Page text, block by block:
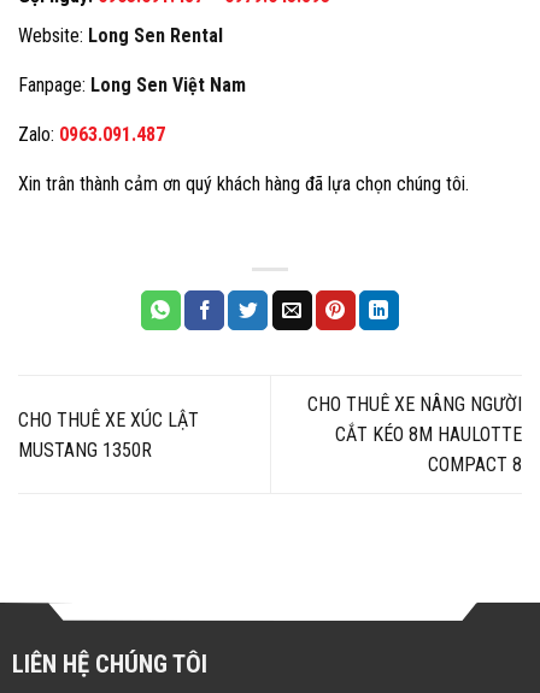
Website: Long Sen Rental
Fanpage: Long Sen Việt Nam
Zalo: 0963.091.487
Xin trân thành cảm ơn quý khách hàng đã lựa chọn chúng tôi.
CHO THUÊ XE XÚC LẬT
MUSTANG 1350R
CHO THUÊ XE NÂNG NGƯỜI
CẮT KÉO 8M HAULOTTE
COMPACT 8
LIÊN HỆ CHÚNG TÔI